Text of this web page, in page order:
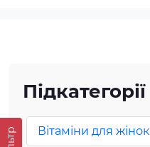
Підкатегорії
Вітаміни для жінок